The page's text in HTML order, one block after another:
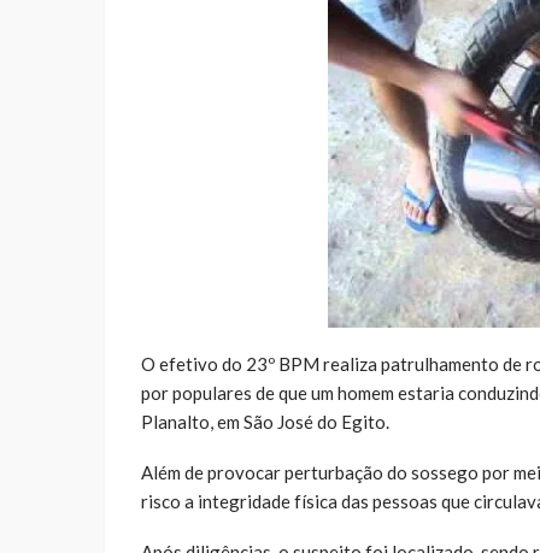
O efetivo do 23º BPM realiza patrulhamento de
por populares de que um homem estaria
Planalto, em São José do Egito.
Além de provocar perturbação do sossego por
risco a integridade física das pessoas que